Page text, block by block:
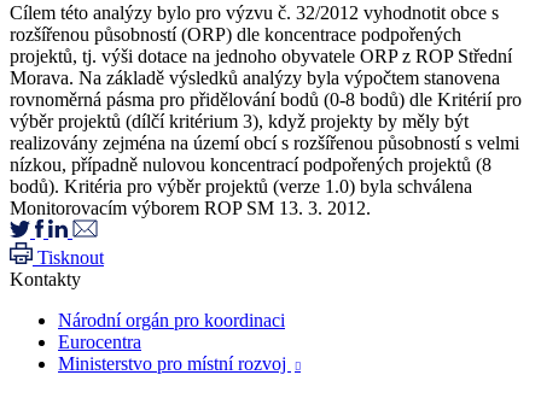
Cílem této analýzy bylo pro výzvu č. 32/2012 vyhodnotit obce s
rozšířenou působností (ORP) dle koncentrace podpořených
projektů, tj. výši dotace na jednoho obyvatele ORP z ROP Střední
Morava. Na základě výsledků analýzy byla výpočtem stanovena
rovnoměrná pásma pro přidělování bodů (0-8 bodů) dle Kritérií pro
výběr projektů (dílčí kritérium 3), když projekty by měly být
realizovány zejména na území obcí s rozšířenou působností s velmi
nízkou, případně nulovou koncentrací podpořených projektů (8
bodů). Kritéria pro výběr projektů (verze 1.0) byla schválena
Monitorovacím výborem ROP SM 13. 3. 2012.
Tisknout
Kontakty
Národní orgán pro koordinaci
Eurocentra
Ministerstvo pro místní rozvoj
